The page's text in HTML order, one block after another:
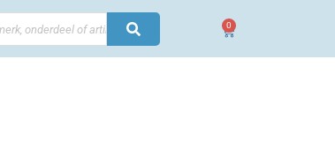
0
Winkelwagen